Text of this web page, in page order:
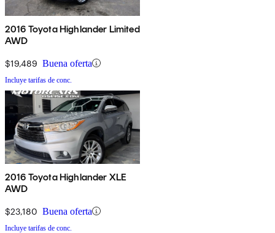
2016 Toyota Highlander Limited
AWD
$19,489 Buena oferta
Incluye tarifas de conc.
2016 Toyota Highlander XLE
AWD
$23,180 Buena oferta
Incluye tarifas de conc.